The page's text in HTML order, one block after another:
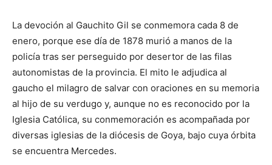
La devoción al Gauchito Gil se conmemora cada 8 de
enero, porque ese día de 1878 murió a manos de la
policía tras ser perseguido por desertor de las filas
autonomistas de la provincia. El mito le adjudica al
gaucho el milagro de salvar con oraciones en su memoria
al hijo de su verdugo y, aunque no es reconocido por la
Iglesia Católica, su conmemoración es acompañada por
diversas iglesias de la diócesis de Goya, bajo cuya órbita
se encuentra Mercedes.